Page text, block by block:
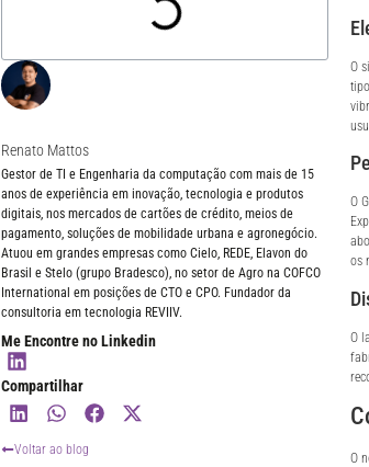
Renato Mattos
Gestor de TI e Engenharia da computação com mais de 15
anos de experiência em inovação, tecnologia e produtos
digitais, nos mercados de cartões de crédito, meios de
pagamento, soluções de mobilidade urbana e agronegócio.
Atuou em grandes empresas como Cielo, REDE, Elavon do
Brasil e Stelo (grupo Bradesco), no setor de Agro na COFCO
International em posições de CTO e CPO. Fundador da
consultoria em tecnologia REVIIV.
Me Encontre no Linkedin
Compartilhar
Voltar ao blog
O
O
os
O
O